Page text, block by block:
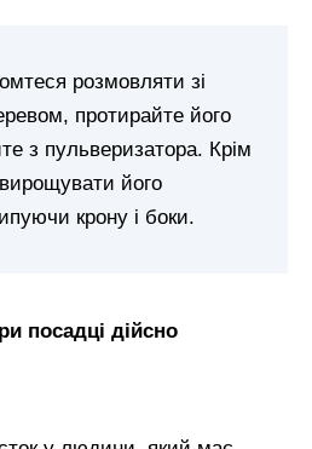
розмовляти зі
протирайте його
з пульверизатора. Крім
його
крону і боки.
посадці дійсно